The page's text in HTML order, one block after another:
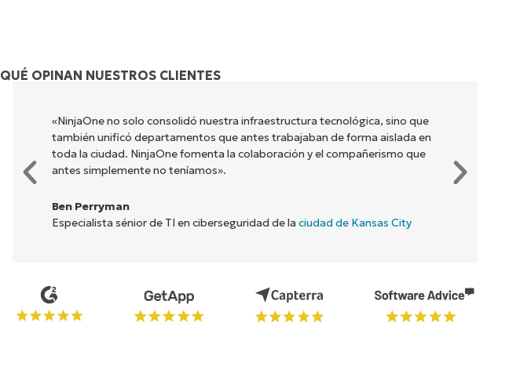
QUÉ OPINAN NUESTROS CLIENTES
«NinjaOne no solo consolidó nuestra infraestructura tecnológica, sino que
también unificó departamentos que antes trabajaban de forma aislada en
toda la ciudad. NinjaOne fomenta la colaboración y el compañerismo que
antes simplemente no teníamos».
Ben Perryman
Especialista sénior de TI en ciberseguridad de la ciudad de Kansas City